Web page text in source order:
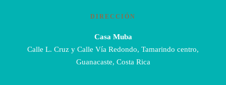
DIRECCIÓN
Casa Muba
Calle L. Cruz y Calle Vía Redondo, Tamarindo centro,
Guanacaste, Costa Rica